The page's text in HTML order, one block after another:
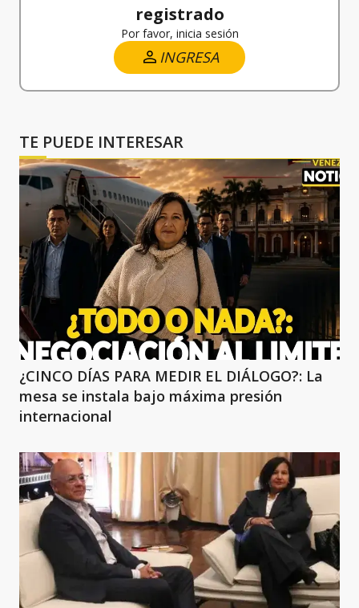
registrado
Por favor, inicia sesión
INGRESA
TE PUEDE INTERESAR
¿CINCO DÍAS PARA MEDIR EL DIÁLOGO?: La
mesa se instala bajo máxima presión
internacional